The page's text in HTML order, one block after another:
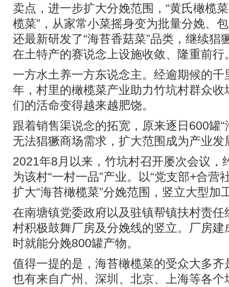
卖点，进一步扩大分娩范围，“黄氏橄榄
榄菜”，从家常小菜摇身变为批量分娩、
还最新研发了“海苔香菇菜”品类，继续猖
在土特产的赛说念上设施收敛、隆重前行
一方水土养一方东说念主。经逾期候的
年，村里的橄榄菜产业助力竹坑村群众
们的活命变得越来越肥饶。
跟着销售渠说念的拓宽，原来逐日600罐
无法猖獗商场需求，扩大范围成为产业发
2021年8月以来，竹坑村召开屡次会议，
为该村“一村一品”产业。以“党支部+合营
扩大“海苔橄榄菜”分娩范围，竖立大型加
在南塘镇党委政府以及驻镇帮镇扶村责
村积极鼓舞厂房及分娩线的竖立。厂房
时就能分娩800罐产物。
值得一提的是，海苔橄榄菜的受众大多
也有来自广州、深圳、北京、上海等各